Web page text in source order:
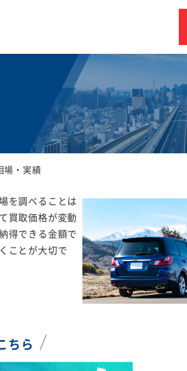
場・実績
を調べることは
買取価格が変動
得できる金額で
ことが大切で
ちら